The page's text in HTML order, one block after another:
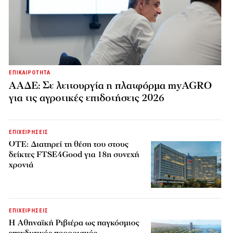
ΕΠΙΚΑΙΡΟΤΗΤΑ
ΑΑΔΕ: Σε λειτουργία η πλατφόρμα myAGRO
για τις αγροτικές επιδοτήσεις 2026
ΕΠΙΧΕΙΡΗΣΕΙΣ
ΟΤΕ: Διατηρεί τη θέση του στους
δείκτες FTSE4Good για 18η συνεχή
χρονιά
ΕΠΙΧΕΙΡΗΣΕΙΣ
Η Αθηναϊκή Ριβιέρα ως παγκόσμιος